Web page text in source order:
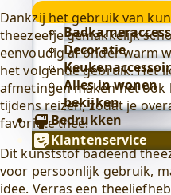
Wonen
Decoratie
Alles in wonen
bekijken
Bedrukken
Klantenservice
Dankzij het gebruik van
theezeefje gemakkelijk
eenvoudig af onder warm
het volgende gebruik. Het
afmetingen maken het ook
tijdens reizen, zodat je
favoriete thee.
Dit kunststof badeend
voor persoonlijk gebruik,
idee. Verras een